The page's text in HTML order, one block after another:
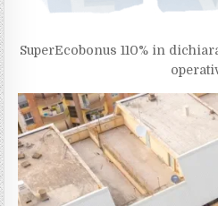
SuperEcobonus 110% in